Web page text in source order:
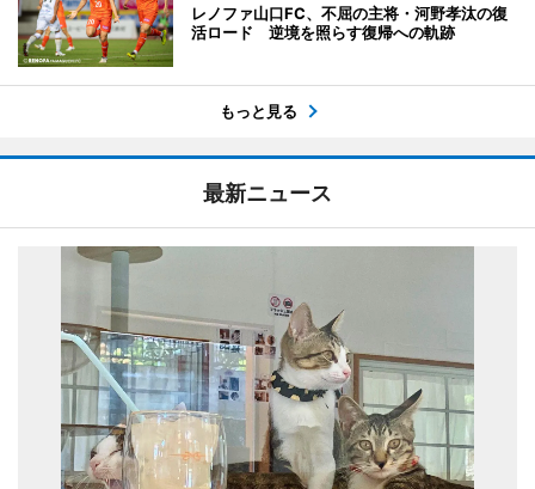
レノファ山口FC、不屈の主将・河野孝汰の復
活ロード 逆境を照らす復帰への軌跡
もっと見る
最新ニュース